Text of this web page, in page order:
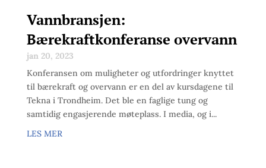
Vannbransjen:
Bærekraftkonferanse overvann
jan 20, 2023
Konferansen om muligheter og utfordringer knyttet
til bærekraft og overvann er en del av kursdagene til
Tekna i Trondheim. Det ble en faglige tung og
samtidig engasjerende møteplass. I media, og i...
LES MER